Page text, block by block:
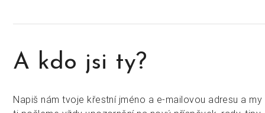
A kdo jsi ty?
Napiš nám tvoje křestní jméno a e-mailovou adresu a my